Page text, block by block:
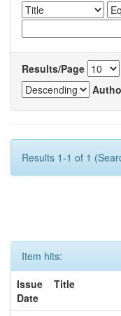
Results/Page
Results 1-1 of 1
Item hits:
Issue
Date
Title